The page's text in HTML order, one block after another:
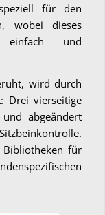
für den
wobei dieses
einfach und
wird durch
Drei vierseitige
abgeändert
Bibliotheken für